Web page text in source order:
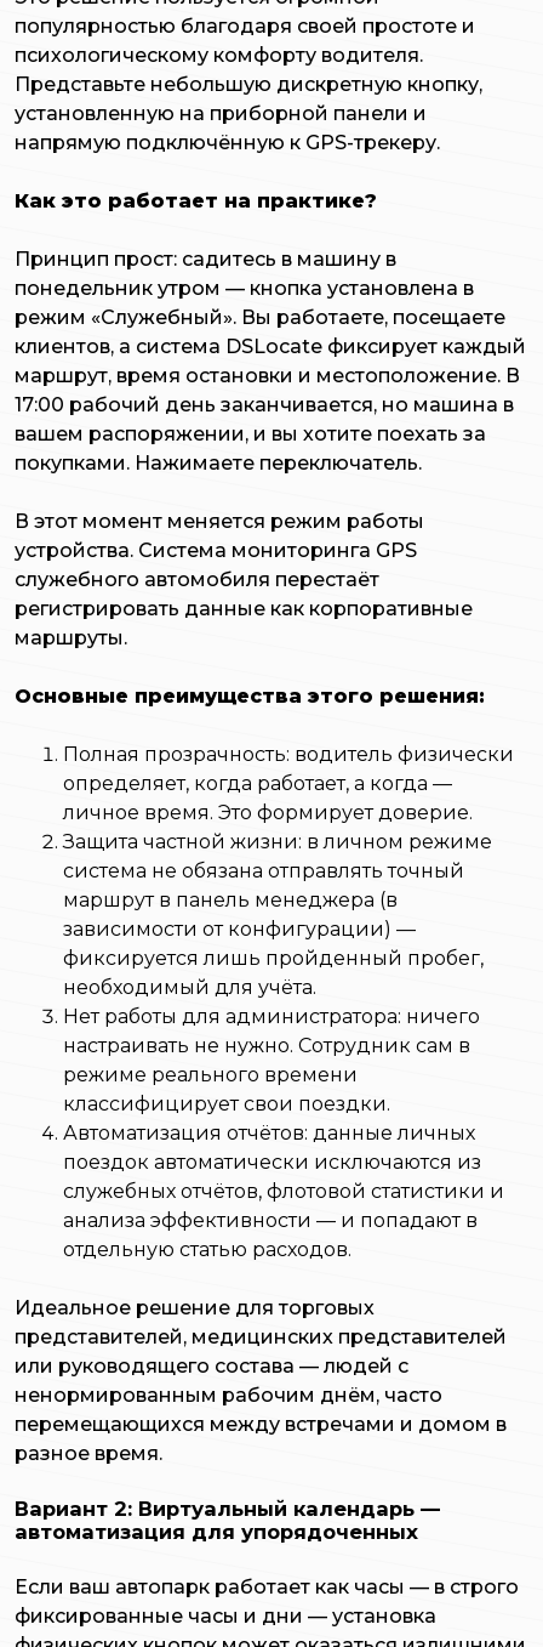
популярностью благодаря своей простоте и
психологическому комфорту водителя.
Представьте небольшую дискретную кнопку,
установленную на приборной панели и
напрямую подключённую к GPS-трекеру.
Как это работает на практике?
Принцип прост: садитесь в машину в
понедельник утром — кнопка установлена в
режим «Служебный». Вы работаете, посещаете
клиентов, а система DSLocate фиксирует каждый
маршрут, время остановки и местоположение. В
17:00 рабочий день заканчивается, но машина в
вашем распоряжении, и вы хотите поехать за
покупками. Нажимаете переключатель.
В этот момент меняется режим работы
устройства. Система мониторинга GPS
служебного автомобиля перестаёт
регистрировать данные как корпоративные
маршруты.
Основные преимущества этого решения:
Полная прозрачность: водитель физически
определяет, когда работает, а когда —
личное время. Это формирует доверие.
Защита частной жизни: в личном режиме
система не обязана отправлять точный
маршрут в панель менеджера (в
зависимости от конфигурации) —
фиксируется лишь пройденный пробег,
необходимый для учёта.
Нет работы для администратора: ничего
настраивать не нужно. Сотрудник сам в
режиме реального времени
классифицирует свои поездки.
Автоматизация отчётов: данные личных
поездок автоматически исключаются из
служебных отчётов, флотовой статистики и
анализа эффективности — и попадают в
отдельную статью расходов.
Идеальное решение для торговых
представителей, медицинских представителей
или руководящего состава — людей с
ненормированным рабочим днём, часто
перемещающихся между встречами и домом в
разное время.
Вариант 2: Виртуальный календарь —
автоматизация для упорядоченных
Если ваш автопарк работает как часы — в строго
фиксированные часы и дни — установка